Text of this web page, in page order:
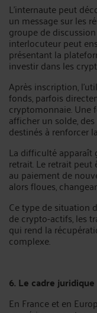
L’internaute peut
un message sur les
groupe de
interlocuteur peut
présentant la
investir dans les
Après inscription,
fonds, parfois
cryptomonnaie. Une
afficher un solde,
destinés à renforcer
La difficulté apparaît
retrait. Le retrait
au paiement de
alors floues,
Ce type de situation
de crypto-actifs, les
qui rend la
complexe.
6. Le cadre
En France et en